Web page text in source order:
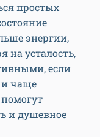
простых
энергии,
на усталость,
если
и чаще
и душевное